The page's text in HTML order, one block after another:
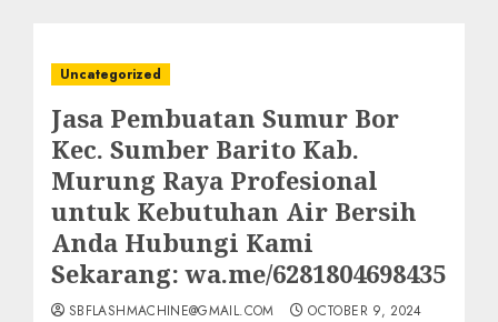
Uncategorized
Jasa Pembuatan Sumur Bor
Kec. Sumber Barito Kab.
Murung Raya Profesional
untuk Kebutuhan Air Bersih
Anda Hubungi Kami
Sekarang: wa.me/6281804698435
SBFLASHMACHINE@GMAIL.COM OCTOBER 9, 2024